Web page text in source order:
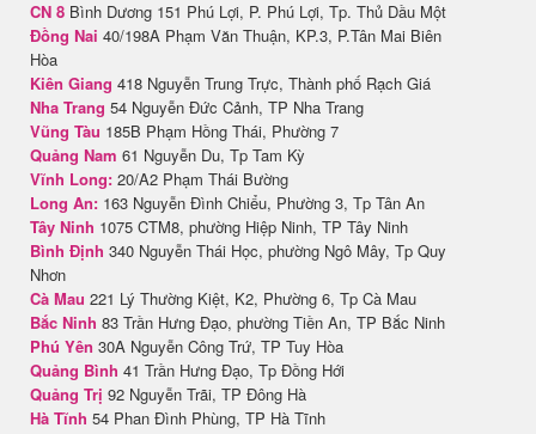
CN 8 Bình Dương 151 Phú Lợi, P. Phú Lợi, Tp. Thủ Dầu Một
Đồng Nai 40/198A Phạm Văn Thuận, KP.3, P.Tân Mai Biên
Hòa
Kiên Giang 418 Nguyễn Trung Trực, Thành phố Rạch Giá
Nha Trang 54 Nguyễn Đức Cảnh, TP Nha Trang
Vũng Tàu 185B Phạm Hồng Thái, Phường 7
Quảng Nam 61 Nguyễn Du, Tp Tam Kỳ
Vĩnh Long: 20/A2 Phạm Thái Bường
Long An: 163 Nguyễn Đình Chiểu, Phường 3, Tp Tân An
Tây Ninh 1075 CTM8, phường Hiệp Ninh, TP Tây Ninh
Bình Định 340 Nguyễn Thái Học, phường Ngô Mây, Tp Quy
Nhơn
Cà Mau 221 Lý Thường Kiệt, K2, Phường 6, Tp Cà Mau
Bắc Ninh 83 Trần Hưng Đạo, phường Tiền An, TP Bắc Ninh
Phú Yên 30A Nguyễn Công Trứ, TP Tuy Hòa
Quảng Bình 41 Trần Hưng Đạo, Tp Đồng Hới
Quảng Trị 92 Nguyễn Trãi, TP Đông Hà
Hà Tĩnh 54 Phan Đình Phùng, TP Hà Tĩnh